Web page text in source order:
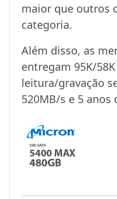
maior que outros
categoria.
Além disso, as
entregam 95K/
leitura/gravação
520MB/s e 5 anos